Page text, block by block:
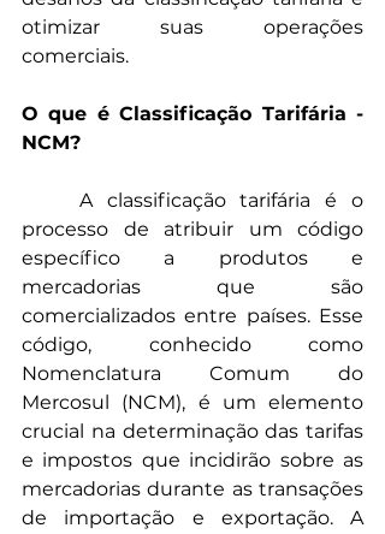
otimizar suas operações
comerciais.
O que é Classificação Tarifária -
NCM?
processo de atribuir um código
específico a produtos e
mercadorias que são
comercializados entre países. Esse
código, conhecido como
Nomenclatura Comum do
Mercosul (NCM), é um elemento
crucial na determinação das tarifas
e impostos que incidirão sobre as
mercadorias durante as transações
de importação e exportação. A